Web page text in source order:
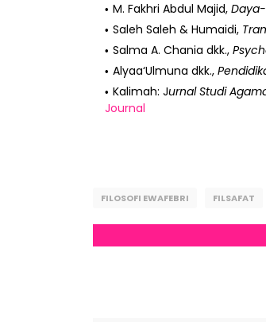
M. Fakhri Abdul Majid,
Saleh Saleh & Humaidi,
Salma A. Chania dkk.,
Alyaa‘Ulmuna dkk.,
Kalimah: Jurnal Studi
Journal
FILOSOFI EWAFEBRI FILSAFAT